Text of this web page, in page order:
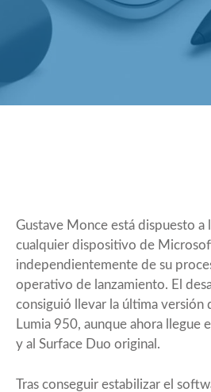
Gustave Monce está dispuesto a
cualquier dispositivo de
independientemente de su
operativo de lanzamiento. El
consiguió llevar la última versión
Lumia 950, aunque ahora llegue el
y al Surface Duo original.
Tras conseguir estabilizar el